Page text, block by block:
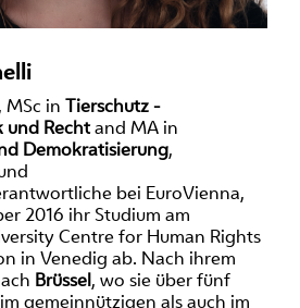
in Tierschutz -
und Rechtand MA in
Demokratisierung,
bei EuroVienna,
2016 ihr Studium am
Centre for Human Rights
in Venedig ab. Nach ihrem
Brüssel, wo sie über fünf
gemeinnützigen als auch im